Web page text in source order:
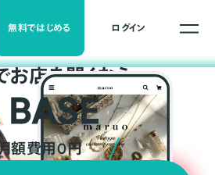
無料ではじめる ログイン
お店を開くなら
額費用0円